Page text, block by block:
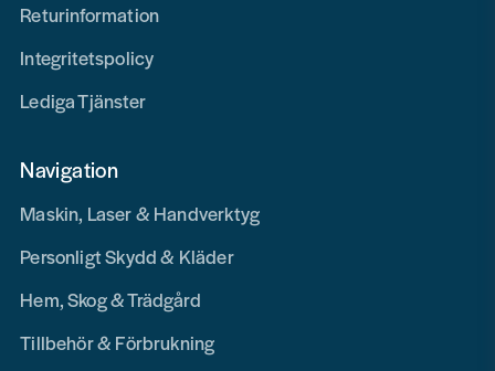
Returinformation
Integritetspolicy
Lediga Tjänster
Navigation
Maskin, Laser & Handverktyg
Personligt Skydd & Kläder
Hem, Skog & Trädgård
Tillbehör & Förbrukning